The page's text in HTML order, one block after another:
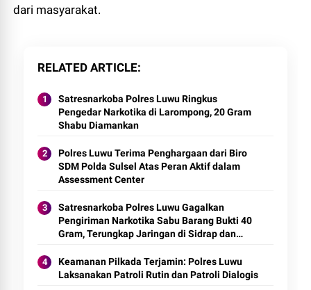
dari masyarakat.
RELATED ARTICLE
Satresnarkoba Polres Luwu Ringkus
Pengedar Narkotika di Larompong, 20 Gram
Shabu Diamankan
Polres Luwu Terima Penghargaan dari Biro
SDM Polda Sulsel Atas Peran Aktif dalam
Assessment Center
Satresnarkoba Polres Luwu Gagalkan
Pengiriman Narkotika Sabu Barang Bukti 40
Gram, Terungkap Jaringan di Sidrap dan
Keamanan Pilkada Terjamin: Polres Luwu
Laksanakan Patroli Rutin dan Patroli Dialogis